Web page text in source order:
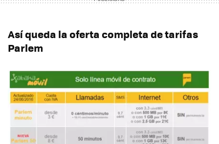
Así queda la oferta completa de tarifas
Parlem